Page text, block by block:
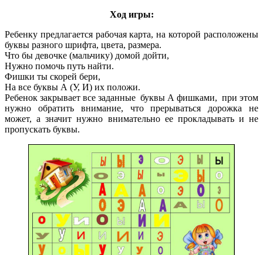
Ход игры:
Ребенку предлагается рабочая карта, на которой расположены
буквы разного шрифта, цвета, размера.
Что бы девочке (мальчику) домой дойти,
Нужно помочь путь найти.
Фишки ты скорей бери,
На все буквы А (У, И) их положи.
Ребенок закрывает все заданные буквы А фишками, при этом
нужно обратить внимание, что прерываться дорожка не
может, а значит нужно внимательно ее прокладывать и не
пропускать буквы.